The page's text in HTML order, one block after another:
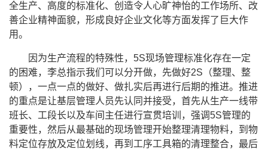
全生产、高度的标准化、创造令人心旷神怡的工作场所、改
善企业精神面貌，形成良好企业文化等方面发挥了巨大作
用。
因为生产流程的特殊性， 5S现场管理标准化存在一定
的困难，李总指示我们可以分开做，先做好2S （整理、整
顿），一点一点的做好、做扎实后再进行后期的推进。推进
的重点是让基层管理人员先认同并接受，首先从生产一线带
班长、工段长以及车间主任进行宣贯培训，强调5S管理的
重要性，然后从最基础的现场管理开始整理清理物料，到物
料定位存放及定位划线，再到工序工具箱的清理整合，最后